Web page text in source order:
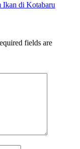
Ikan di Kotabaru
fields are